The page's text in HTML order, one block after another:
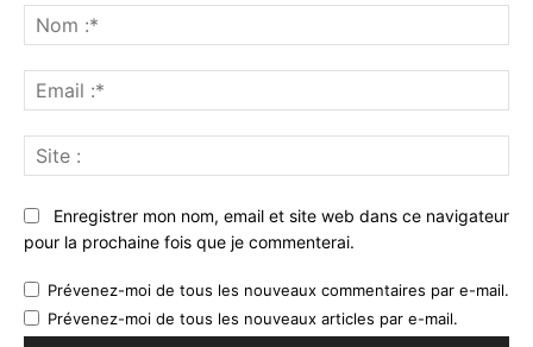
:*
:*
:
Enregistrer mon nom, email et site web dans ce navigateur
pour la prochaine fois que je commenterai.
Prévenez-moi de tous les nouveaux commentaires par e-mail.
Prévenez-moi de tous les nouveaux articles par e-mail.